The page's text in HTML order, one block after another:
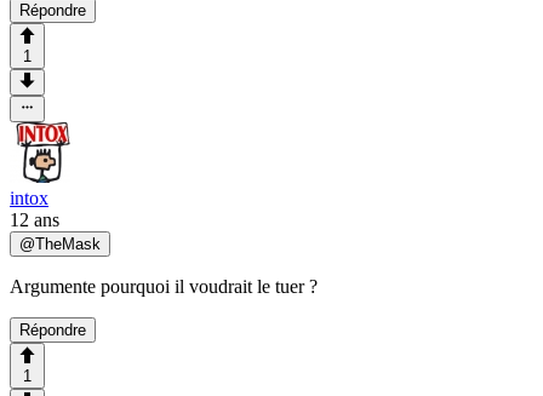
Répondre
1
intox
12 ans
@TheMask
Argumente pourquoi il voudrait le tuer ?
Répondre
1